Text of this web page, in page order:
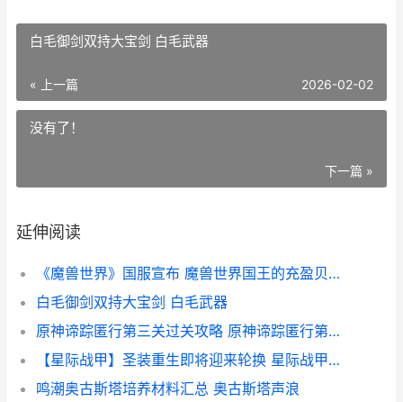
白毛御剑双持大宝剑 白毛武器
« 上一篇 2026-02-02
没有了！
下一篇 »
延伸阅读
《魔兽世界》国服宣布 魔兽世界国王的充盈贝壳在哪
白毛御剑双持大宝剑 白毛武器
原神谛踪匿行第三关过关攻略 原神谛踪匿行第二关
【星际战甲】圣装重生即将迎来轮换 星际战甲圣剑
鸣潮奥古斯塔培养材料汇总 奥古斯塔声浪